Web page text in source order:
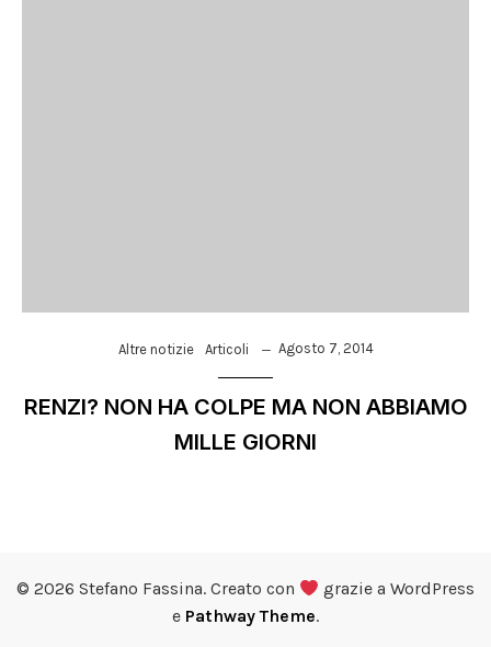
Altre notizie Articoli Agosto 7, 2014
RENZI? NON HA COLPE MA NON ABBIAMO
MILLE GIORNI
© 2026 Stefano Fassina. Creato con
grazie a WordPress
e Pathway Theme.